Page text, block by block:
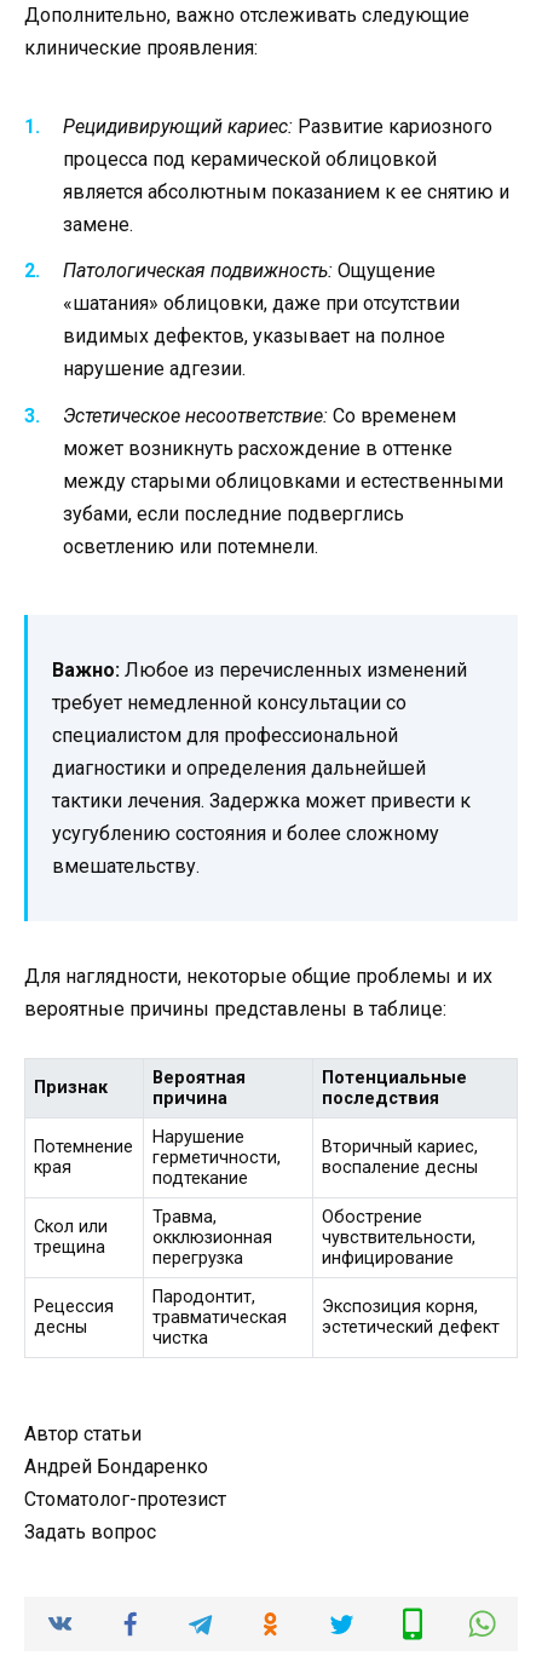
Дополнительно, важно отслеживать следующие
клинические проявления:
Рецидивирующий кариес: Развитие кариозного
процесса под керамической облицовкой
является абсолютным показанием к ее снятию и
замене.
Патологическая подвижность: Ощущение
«шатания» облицовки, даже при отсутствии
видимых дефектов, указывает на полное
нарушение адгезии.
Эстетическое несоответствие: Со временем
может возникнуть расхождение в оттенке
между старыми облицовками и естественными
зубами, если последние подверглись
осветлению или потемнели.
Важно: Любое из перечисленных изменений
требует немедленной консультации со
специалистом для профессиональной
диагностики и определения дальнейшей
тактики лечения. Задержка может привести к
усугублению состояния и более сложному
вмешательству.
Для наглядности, некоторые общие проблемы и их
вероятные причины представлены в таблице:
Признак
Вероятная
причина
Потенциальные
последствия
Потемнение
края
Нарушение
герметичности,
подтекание
Вторичный кариес,
воспаление десны
Скол или
трещина
Травма,
окклюзионная
перегрузка
Обострение
чувствительности,
инфицирование
Рецессия
десны
Пародонтит,
травматическая
чистка
Экспозиция корня,
эстетический дефект
Автор статьи
Андрей Бондаренко
Стоматолог-протезист
Задать вопрос